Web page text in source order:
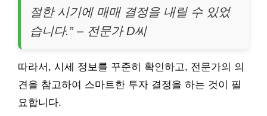
절한 시기에 매매 결정을 내릴 수 있었
습니다.” – 전문가 D씨
따라서, 시세 정보를 꾸준히 확인하고, 전문가의 의
견을 참고하여 스마트한 투자 결정을 하는 것이 필
요합니다.